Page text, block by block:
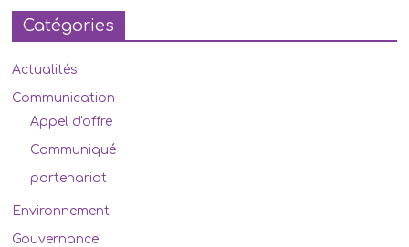
Catégories
Actualités
Communication
Appel d'offre
Communiqué
partenariat
Environnement
Gouvernance